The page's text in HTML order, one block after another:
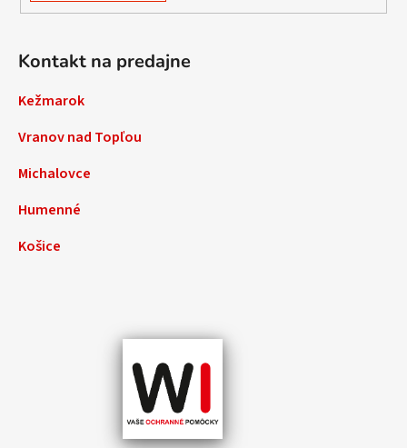
Kontakt na predajne
Kežmarok
Vranov nad Topľou
Michalovce
Humenné
Košice